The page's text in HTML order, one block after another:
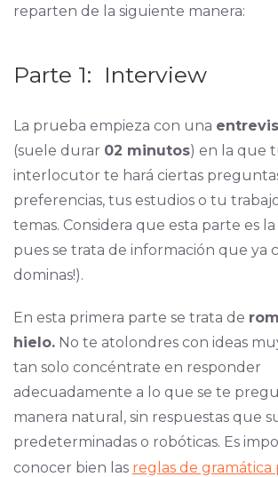
reparten de la siguiente manera:
Parte 1: Interview
La prueba empieza con una
(suele durar 02 minutos) en la que
interlocutor te hará ciertas
preferencias, tus estudios o tu
temas. Considera que esta parte es la
pues se trata de información que ya
dominas!).
En esta primera parte se trata de
hielo.No te atolondres con ideas
tan solo concéntrate en responder
adecuadamente a lo que se te
manera natural, sin respuestas que
predeterminadas o robóticas. Es
conocer bien las reglas de gramática